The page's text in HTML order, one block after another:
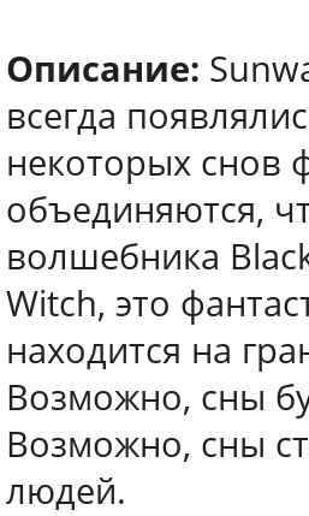
Описание:
всегда
некоторых снов
объединяются,
волшебника
Witch, это
находится на
Возможно, сны
Возможно, сны
людей.